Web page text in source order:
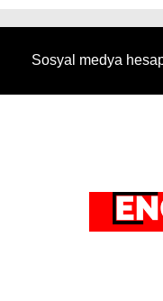
Sosyal medya